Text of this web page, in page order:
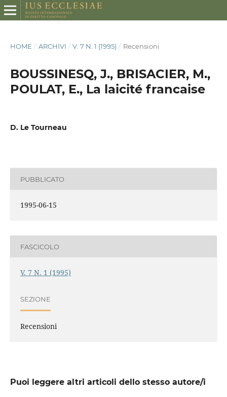
HOME / ARCHIVI / V. 7 N. 1 (1995) / Recensioni
BOUSSINESQ, J., BRISACIER, M.,
POULAT, E., La laicité francaise
D. Le Tourneau
PUBBLICATO
1995-06-15
FASCICOLO
V. 7 N. 1 (1995)
SEZIONE
Recensioni
Puoi leggere altri articoli dello stesso autore/i